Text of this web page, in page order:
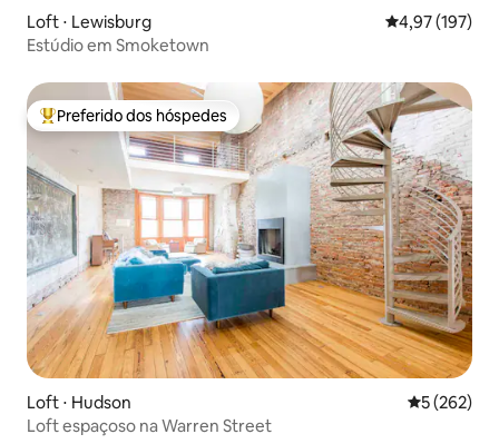
Loft ⋅ Lewisburg 4,97 de uma
4,97 (197)
Estúdio em Smoketown
Entre os melhores preferidos dos hóspedes
Preferido dos hóspedes
Loft ⋅ Hudson 5 de uma
5 (262)
Loft espaçoso na Warren Street